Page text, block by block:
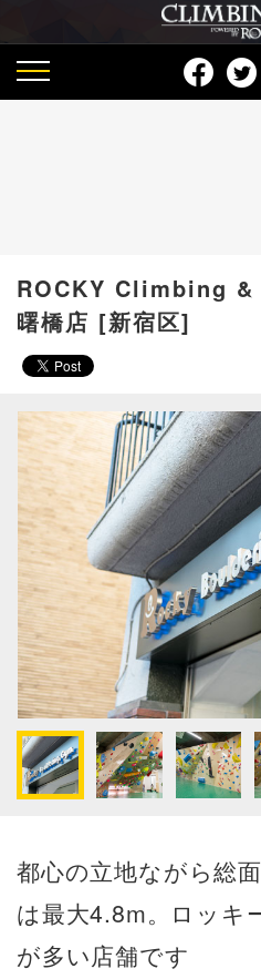
ROCKY Climbing
曙橋店 [新宿区]
都心の立地ながら総
は最大4.8m。ロッキ
が多い店舗です